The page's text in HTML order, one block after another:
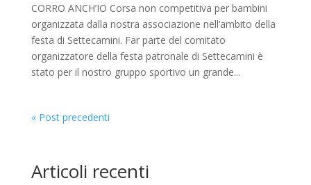
CORRO ANCH’IO Corsa non competitiva per bambini
organizzata dalla nostra associazione nell’ambito della
festa di Settecamini. Far parte del comitato
organizzatore della festa patronale di Settecamini è
stato per il nostro gruppo sportivo un grande...
« Post precedenti
Articoli recenti